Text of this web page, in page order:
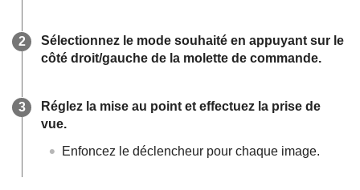
Sélectionnez le mode souhaité en appuyant sur le
côté droit/gauche de la molette de commande.
Réglez la mise au point et effectuez la prise de
vue.
Enfoncez le déclencheur pour chaque image.